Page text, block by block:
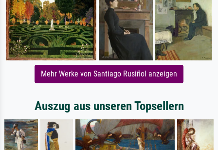
Mehr Werke von Santiago Rusiñol anzeigen
Auszug aus unseren Topsellern